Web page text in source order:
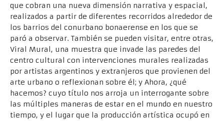
que cobran una nueva dimensión narrativa y espacial,
realizados a partir de diferentes recorridos alrededor de
los barrios del conurbano bonaerense en los que se
paró a observar. También se pueden visitar, entre otras,
Viral Mural, una muestra que invade las paredes del
centro cultural con intervenciones murales realizadas
por artistas argentinos y extranjeros que provienen del
arte urbano o reflexionan sobre él; y Ahora, ¿qué
hacemos? cuyo título nos arroja un interrogante sobre
las múltiples maneras de estar en el mundo en nuestro
tiempo, y el lugar que la producción artística ocupó en